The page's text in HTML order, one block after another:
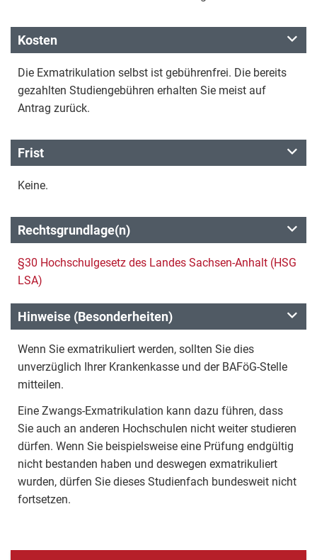
Kosten
Die Exmatrikulation selbst ist gebührenfrei. Die bereits
gezahlten Studiengebühren erhalten Sie meist auf
Antrag zurück.
Frist
Keine.
Rechtsgrundlage(n)
§30 Hochschulgesetz des Landes Sachsen-Anhalt (HSG
LSA)
Hinweise (Besonderheiten)
Wenn Sie exmatrikuliert werden, sollten Sie dies
unverzüglich Ihrer Krankenkasse und der BAFöG-Stelle
mitteilen.
Eine Zwangs-Exmatrikulation kann dazu führen, dass
Sie auch an anderen Hochschulen nicht weiter studieren
dürfen. Wenn Sie beispielsweise eine Prüfung endgültig
nicht bestanden haben und deswegen exmatrikuliert
wurden, dürfen Sie dieses Studienfach bundesweit nicht
fortsetzen.